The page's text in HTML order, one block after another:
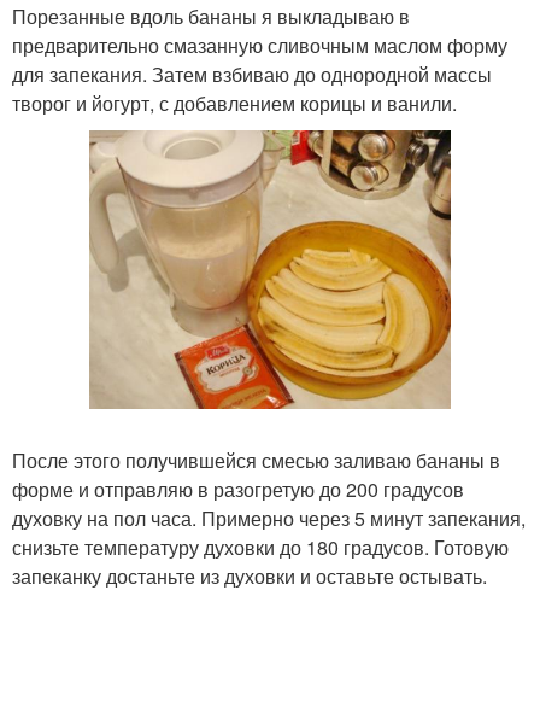
Порезанные вдоль бананы я выкладываю в
предварительно смазанную сливочным маслом форму
для запекания. Затем взбиваю до однородной массы
творог и йогурт, с добавлением корицы и ванили.
После этого получившейся смесью заливаю бананы в
форме и отправляю в разогретую до 200 градусов
духовку на пол часа. Примерно через 5 минут запекания,
снизьте температуру духовки до 180 градусов. Готовую
запеканку достаньте из духовки и оставьте остывать.